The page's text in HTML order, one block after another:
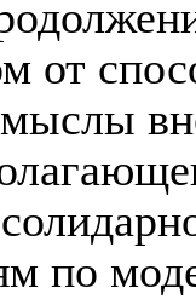
от
по